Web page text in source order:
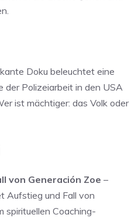
Doku beleuchtet eine
der Polizeiarbeit in den USA
ist mächtiger: das Volk oder
von Generación Zoe –
Aufstieg und Fall von
spirituellen Coaching-